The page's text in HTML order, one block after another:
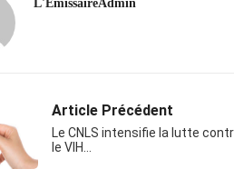
L'EmissaireAdmin
Article Précédent
Le CNLS intensifie la lutte
le VIH…